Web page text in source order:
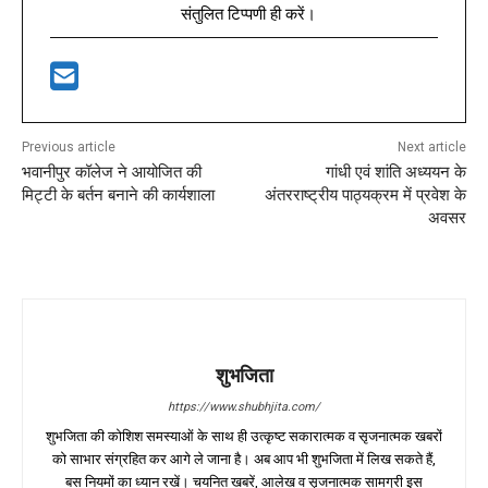
संतुलित टिप्पणी ही करें।
Previous article
भवानीपुर कॉलेज ने आयोजित की
मिट्टी के बर्तन बनाने की कार्यशाला
Next article
गांधी एवं शांति अध्ययन के
अंतरराष्ट्रीय पाठ्यक्रम में प्रवेश के
अवसर
शुभजिता
https://www.shubhjita.com/
शुभजिता की कोशिश समस्याओं के साथ ही उत्कृष्ट सकारात्मक व सृजनात्मक खबरों
को साभार संग्रहित कर आगे ले जाना है। अब आप भी शुभजिता में लिख सकते हैं,
बस नियमों का ध्यान रखें। चयनित खबरें, आलेख व सृजनात्मक सामग्री इस